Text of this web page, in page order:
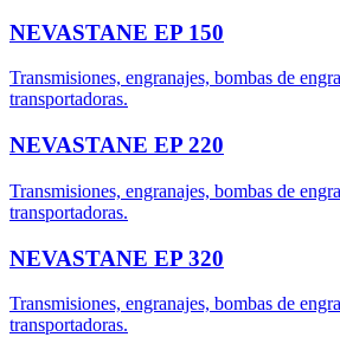
NEVASTANE EP 150
Transmisiones, engranajes, bombas de
transportadoras.
NEVASTANE EP 220
Transmisiones, engranajes, bombas de
transportadoras.
NEVASTANE EP 320
Transmisiones, engranajes, bombas de
transportadoras.